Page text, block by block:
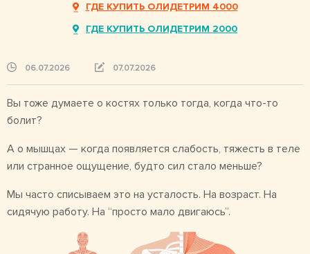
ГДЕ КУПИТЬ ОЛИДЕТРИМ 4000
ГДЕ КУПИТЬ ОЛИДЕТРИМ 2000
06.07.2026 07.07.2026
Вы тоже думаете о костях только тогда, когда что-то
болит?
А о мышцах — когда появляется слабость, тяжесть в теле
или странное ощущение, будто сил стало меньше?
Мы часто списываем это на усталость. На возраст. На
сидячую работу. На “просто мало двигаюсь”.